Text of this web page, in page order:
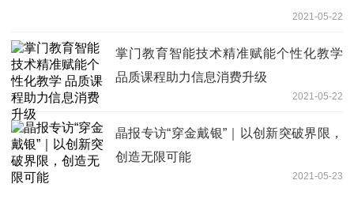
2021-05-22
掌门教育智能技术精准赋能个性化教学
品质课程助力信息消费升级
2021-05-22
晶报专访“穿金戴银”｜以创新突破界限，
创造无限可能
2021-05-23